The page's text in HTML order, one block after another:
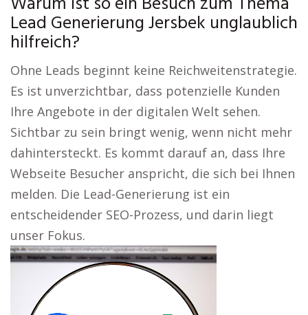
Lead Generierung Jersbek unglaublich
hilfreich?
Ohne Leads beginnt keine Reichweitenstrategie.
Es ist unverzichtbar, dass potenzielle Kunden
Ihre Angebote in der digitalen Welt sehen.
Sichtbar zu sein bringt wenig, wenn nicht mehr
dahintersteckt. Es kommt darauf an, dass Ihre
Webseite Besucher anspricht, die sich bei Ihnen
melden. Die Lead-Generierung ist ein
entscheidender SEO-Prozess, und darin liegt
unser Fokus.